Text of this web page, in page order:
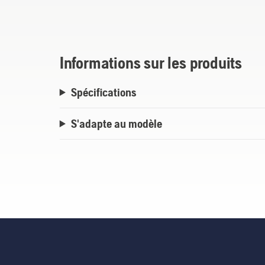
Informations sur les produits
Spécifications
S'adapte au modèle